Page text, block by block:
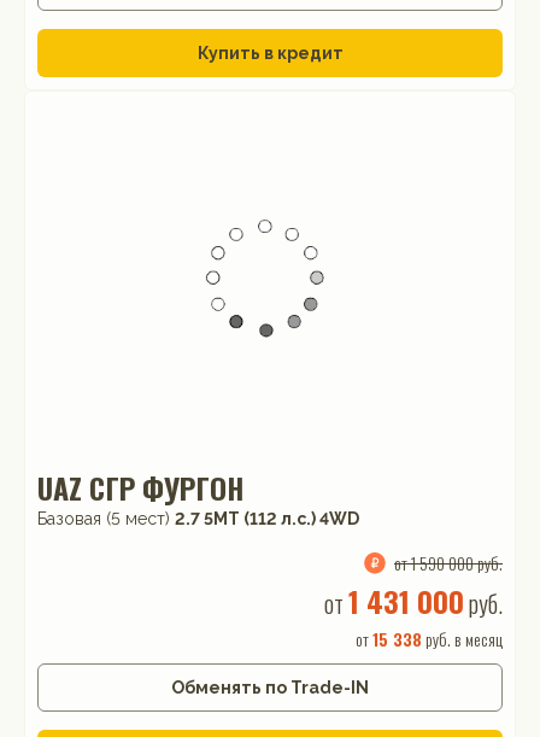
Купить в кредит
UAZ СГР ФУРГОН
Базовая (5 мест) 2.7 5MT (112 л.с.) 4WD
от 1 590 000 руб.
от1 431 000руб.
от15 338 руб. в месяц
Обменять по Trade-IN